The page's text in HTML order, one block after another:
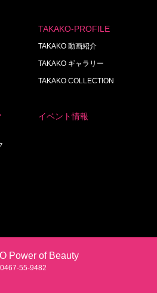
TAKAKO-PROFILE
TAKAKO 動画紹介
TAKAKO ギャラリー
TAKAKO COLLECTION
イベント情報
Power of Beauty
0467‐55‐9482